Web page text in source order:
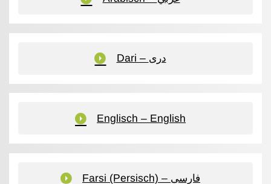
Dari – دری
Englisch – English
Farsi (Persisch) – فارسی